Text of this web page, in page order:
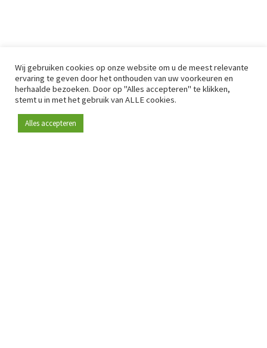
Wij gebruiken cookies op onze website om u de meest relevante
ervaring te geven door het onthouden van uw voorkeuren en
herhaalde bezoeken. Door op "Alles accepteren" te klikken,
stemt u in met het gebruik van ALLE cookies.
Alles accepteren